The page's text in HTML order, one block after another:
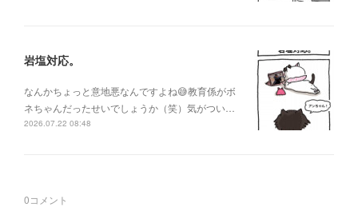
岩塩対応。
なんかちょっと意地悪なんですよね😅教育係がボ
ネちゃんだったせいでしょうか（笑）気がつい…
2026.07.22 08:48
0コメント